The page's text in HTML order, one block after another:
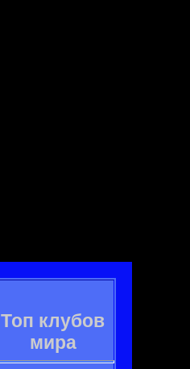
Топ клубов
мира